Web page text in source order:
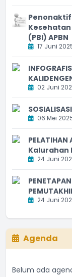
(PBI) APBN
17 Juni
02 Juni
06 Mei
PELATIHAN
Kalurahan
24 Juni
24 Juni
Agenda
Belum ada